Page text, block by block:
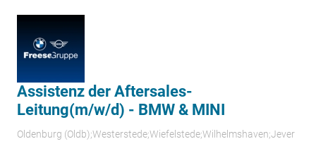
Assistenz der Aftersales-
Leitung(m/w/d) - BMW & MINI
Oldenburg (Oldb);Westerstede;Wiefelstede;Wilhelmshaven;Jever